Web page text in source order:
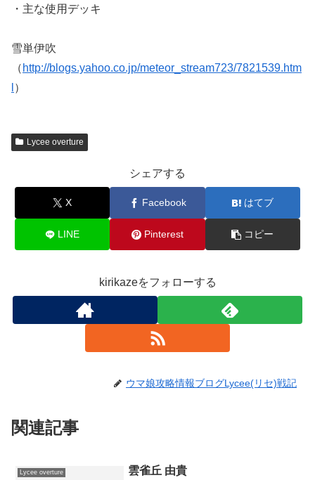
・主な使用デッキ
雪単伊吹
（ http://blogs.yahoo.co.jp/meteor_stream723/7821539.htm
）
Lycee overture
シェアする
X Facebook はてブ
LINE Pinterest コピー
kirikazeをフォローする
ウマ娘攻略情報ブログLycee(リセ)戦記
関連記事
Lycee overture 雲雀丘 由貴